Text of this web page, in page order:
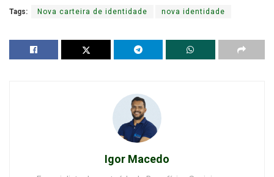
Tags: Nova carteira de identidade nova identidade
Igor Macedo